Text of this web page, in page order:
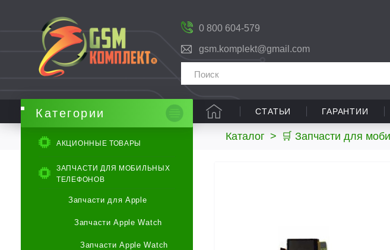
0 800 604-579
gsm.komplekt@gmail.com
СТАТЬИ ГАРАНТИИ
Каталог > 🛒 Запчасти для
Категории
АКЦИОННЫЕ ТОВАРЫ
ЗАПЧАСТИ ДЛЯ МОБИЛЬНЫХ
ТЕЛЕФОНОВ
Запчасти для Apple
Запчасти Apple Watch
Запчасти Apple Watch